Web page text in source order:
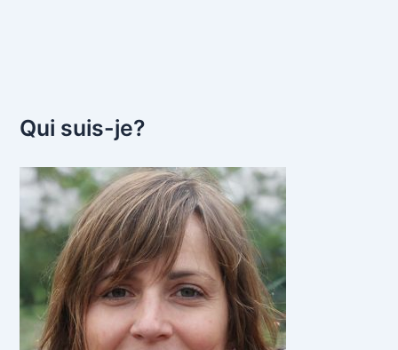
Qui suis-je?